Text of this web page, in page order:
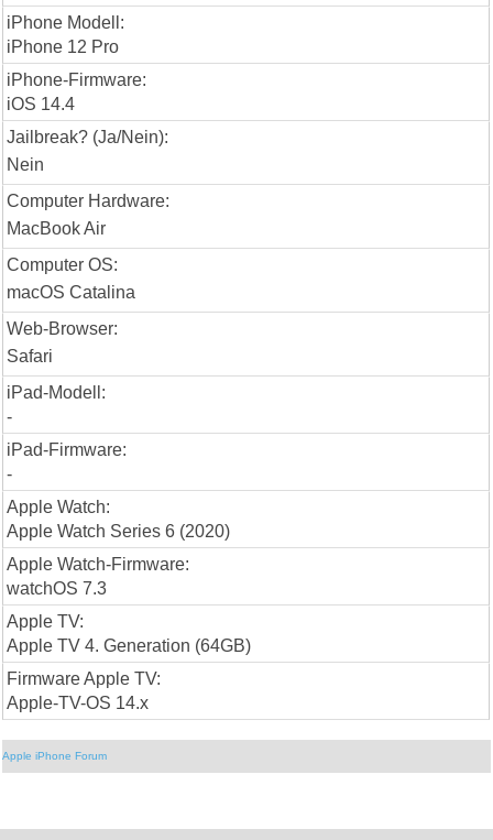
iPhone Modell:
iPhone 12 Pro
iPhone-Firmware:
iOS 14.4
Jailbreak? (Ja/Nein):
Nein
Computer Hardware:
MacBook Air
Computer OS:
macOS Catalina
Web-Browser:
Safari
iPad-Modell:
-
iPad-Firmware:
-
Apple Watch:
Apple Watch Series 6 (2020)
Apple Watch-Firmware:
watchOS 7.3
Apple TV:
Apple TV 4. Generation (64GB)
Firmware Apple TV:
Apple-TV-OS 14.x
Apple iPhone Forum